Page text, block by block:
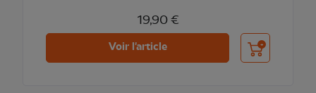
19,90 €
Voir l'article Ajouter au